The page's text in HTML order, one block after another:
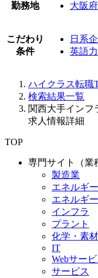
勤務地 大阪府
こだわり
条件
日系
英語
ハイクラス転職
検索結果一覧
関西大手インフ
求人情報詳細
TOP
専門サイト（業
製造業
エネルギ
エネルギー
インフラ
プラント
化学・素材
IT
Webサー
サービス